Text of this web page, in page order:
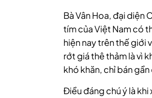
Bà Vân Hoa, đại diện
tím của Việt Nam có
hiện nay trên thế giới
rớt giá thê thảmlà vì
khó khăn, chỉ bán
Điều đáng chú ý là khi